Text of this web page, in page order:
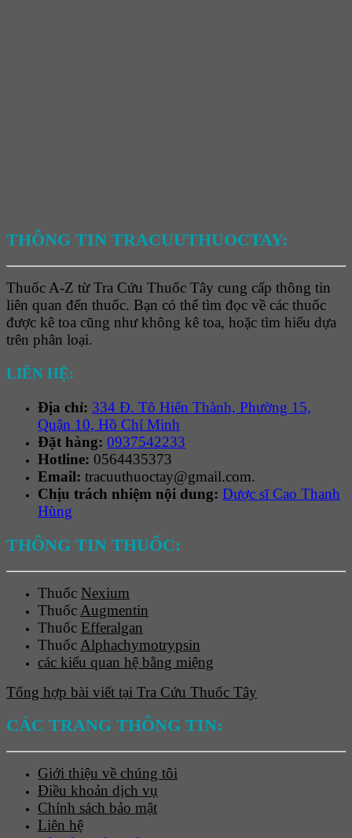
THÔNG TIN TRACUUTHUOCTAY:
Thuốc A-Z từ Tra Cứu Thuốc Tây cung cấp thông tin
liên quan đến thuốc. Bạn có thể tìm đọc về các thuốc
được kê toa cũng như không kê toa, hoặc tìm hiểu dựa
trên phân loại.
LIÊN HỆ:
Địa chỉ: 334 Đ. Tô Hiến Thành, Phường 15,
Quận 10, Hồ Chí Minh
Đặt hàng: 0937542233
Hotline: 0564435373
Email: tracuuthuoctay@gmail.com.
Chịu trách nhiệm nội dung: Dược sĩ Cao Thanh
Hùng
THÔNG TIN THUỐC:
Thuốc Nexium
Thuốc Augmentin
Thuốc Efferalgan
Thuốc Alphachymotrypsin
các kiểu quan hệ bằng miệng
Tổng hợp bài viết tại Tra Cứu Thuốc Tây
CÁC TRANG THÔNG TIN:
Giới thiệu về chúng tôi
Điều khoản dịch vụ
Chính sách bảo mật
Liên hệ